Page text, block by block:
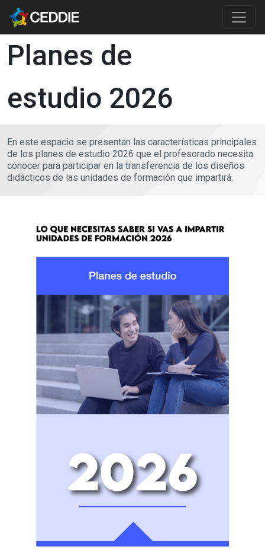
Pasar al contenido principal
Planes de
estudio 2026
En este espacio se presentan las características principales
de los planes de estudio 2026 que el profesorado necesita
conocer para participar en la transferencia de los diseños
didácticos de las unidades de formación que impartirá.